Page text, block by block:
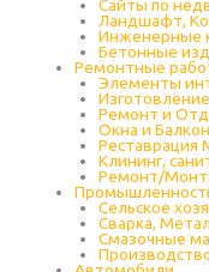
Сайты по
Ландшафт,
Инженерные
Бетонные
Ремонтные
Элементы
Ремонт и
Окна и
Реставрация
Клининг,
Ремонт/
Cельское
Сварка,
Cмазочные